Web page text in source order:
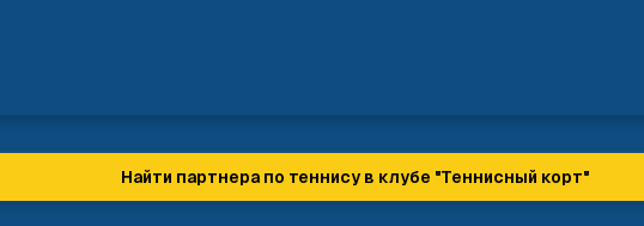
Найти партнера по теннису в клубе "Теннисный корт"